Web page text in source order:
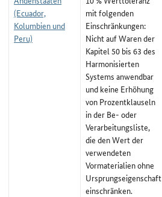
(Ecuador,
Kolumbien und
Peru)
mit folgenden
Einschränkungen:
Nicht auf Waren der
Kapitel 50 bis 63 des
Harmonisierten
Systems anwendbar
und keine Erhöhung
von Prozentklauseln
in der Be- oder
Verarbeitungsliste,
die den Wert der
verwendeten
Vormaterialien ohne
Ursprungseigenschaft
einschränken.